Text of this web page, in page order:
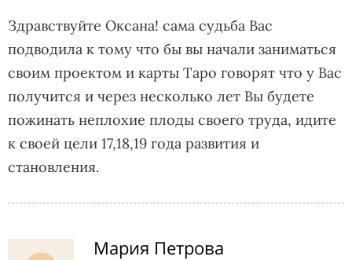
Здравствуйте Оксана! сама судьба Вас
подводила к тому что бы вы начали заниматься
своим проектом и карты Таро говорят что у Вас
получится и через несколько лет Вы будете
пожинать неплохие плоды своего труда, идите
к своей цели 17,18,19 года развития и
становления.
Мария Петрова